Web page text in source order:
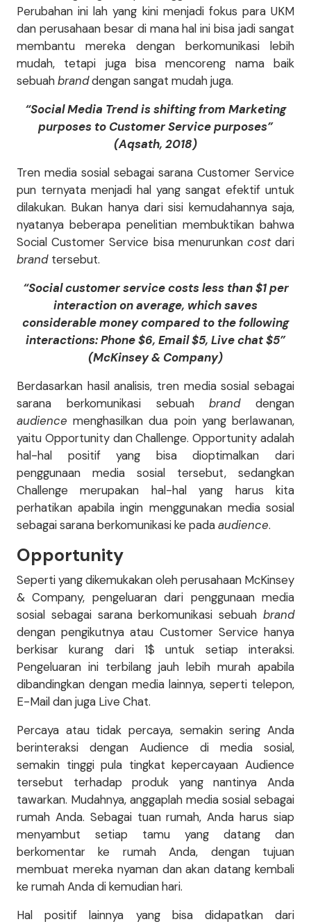
Perubahan ini lah yang kini menjadi fokus para UKM
dan perusahaan besar di mana hal ini bisa jadi sangat
membantu mereka dengan berkomunikasi lebih
mudah, tetapi juga bisa mencoreng nama baik
sebuahbranddengan sangat mudah juga.
“Social Media Trend is shifting from Marketing
purposes to Customer Service purposes”
(Aqsath, 2018)
Tren media sosial sebagai sarana Customer Service
pun ternyata menjadi hal yang sangat efektif untuk
dilakukan. Bukan hanya dari sisi kemudahannya saja,
nyatanya beberapa penelitian membuktikan bahwa
Social Customer Service bisa menurunkan costdari
brand tersebut.
“Social customer service costs less than $1 per
interaction on average, which saves
considerable money compared to the following
interactions: Phone $6, Email $5, Live chat $5”
(McKinsey & Company)
Berdasarkan hasil analisis, tren media sosial sebagai
sarana berkomunikasi sebuahbranddengan
audience menghasilkan dua poin yang berlawanan,
yaitu Opportunity dan Challenge. Opportunity adalah
hal-hal positif yang bisa dioptimalkan dari
penggunaan media sosial tersebut, sedangkan
Challenge merupakan hal-hal yang harus kita
perhatikan apabila ingin menggunakan media sosial
sebagai sarana berkomunikasi ke padaaudience.
Opportunity
Seperti yang dikemukakan oleh perusahaan McKinsey
& Company, pengeluaran dari penggunaan media
sosial sebagai sarana berkomunikasi sebuah brand
dengan pengikutnya atau Customer Service hanya
berkisar kurang dari 1$ untuk setiap interaksi.
Pengeluaran ini terbilang jauh lebih murah apabila
dibandingkan dengan media lainnya, seperti telepon,
E-Mail dan juga Live Chat.
Percaya atau tidak percaya, semakin sering Anda
berinteraksi dengan Audience di media sosial,
semakin tinggi pula tingkat kepercayaan Audience
tersebut terhadap produk yang nantinya Anda
tawarkan. Mudahnya, anggaplah media sosial sebagai
rumah Anda. Sebagai tuan rumah, Anda harus siap
menyambut setiap tamu yang datang dan
berkomentar ke rumah Anda, dengan tujuan
membuat mereka nyaman dan akan datang kembali
ke rumah Anda di kemudian hari.
Hal positif lainnya yang bisa didapatkan dari